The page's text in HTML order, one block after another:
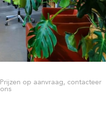
Prijzen op aanvraag, contacteer
ons